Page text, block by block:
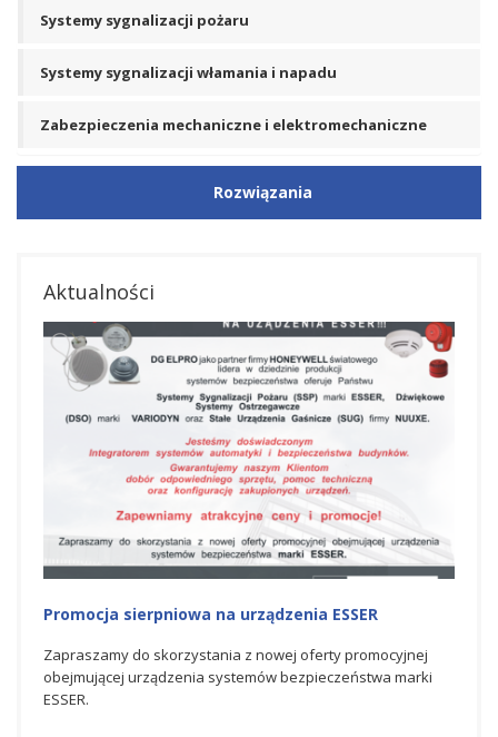
Systemy sygnalizacji pożaru
Systemy sygnalizacji włamania i napadu
Zabezpieczenia mechaniczne i elektromechaniczne
Rozwiązania
Aktualności
sierpniowa na urządzenia ESSER
do skorzystania z nowej oferty promocyjnej
urządzenia systemów bezpieczeństwa marki
Promocja na
Zapraszamy do
promocyjnej